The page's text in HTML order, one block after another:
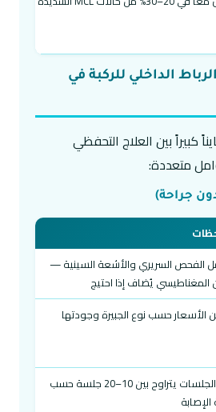
الداخلي للركبة في
كبيراً بين العلاج التحفظي
متعددة:
جراحة)
الفحص السريري والأشعة السينية —
المغناطيسي يُضاف إذا احتيج
الأسعار حسب نوع الجبيرة وجودتها
عدد الجلسات يتراوح بين 10–20 جلسة حسب